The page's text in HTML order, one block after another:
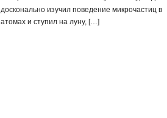
досконально изучил поведение микрочастиц в
атомах и ступил на луну, […]